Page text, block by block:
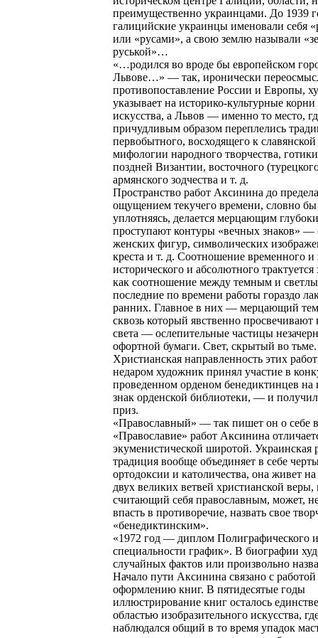
преимущественно украинцами. До 1939
галицийские украинцы именовали себя
или «русами», а свою землю называли
руськой»…
«…родился во вроде бы европейском
Львове…» — так, иронически
противопоставление России и Европы,
указывает на историко-культурные корни
искусства, а Львов — именно то место,
причудливым образом переплелись
первобытного, восходящего к
мифологии народного творчества,
поздней Византии, восточного
армянского зодчества и т. д.
Пространство работ Аксинина до
ощущением текучего времени, словно
уплотняясь, делается мерцающим
проступают контуры «вечных знаков»
женских фигур, символических
креста и т. д. Соотношение временного и
исторического и абсолютного
как соотношение между темным и
последние по времени работы гораздо
ранних. Главное в них — мерцающий
сквозь который явственно
света — ослепительные частицы
офортной бумаги. Свет, скрытый во тьме.
Христианская направленность этих
недаром художник принял участие в
проведенном орденом бенедиктинцев
знак орденской библиотеки, — и
приз.
«Православный» — так пишет он о себе
«Православие» работ Аксинина
экуменистической широтой. Украинская
традиция вообще объединяет в себе
ортодоксии и католичества, она живет
двух великих ветвей христианской
считающий себя православным, может,
впасть в противоречие, назвать свое
«бенедиктинским».
«1972 год — диплом Полиграфического
специальности график». В биографии
случайных фактов или произвольно
Начало пути Аксинина связано с
оформлению книг. В пятидесятые годы
иллюстрирование книг осталось
областью изобразительного искусства,
наблюдался общий в то время упадок